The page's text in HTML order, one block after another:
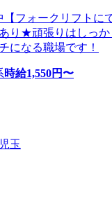
【フォークリフトに
り★頑張りはしっか
になる職場です！
時給1,550円〜
玉